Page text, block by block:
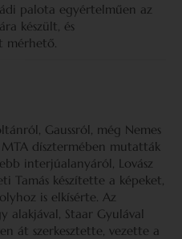
palota egyértelműen az
készült, és
mérhető.
Gaussról, még Nemes
dísztermében mutatták
interjúalanyáról, Lovász
Tamás készítette a képeket,
is elkísérte. Az
alakjával, Staar Gyulával
át szerkesztette, vezette a